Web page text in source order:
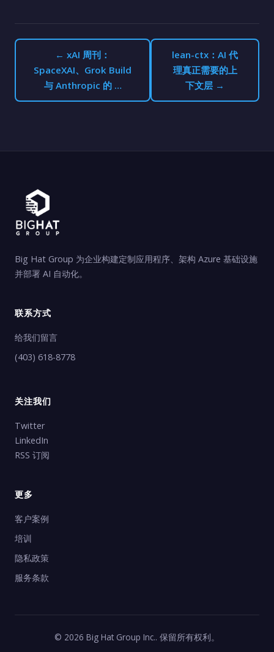
← xAI 周刊：
SpaceXAI、Grok Build
与 Anthropic 的 …
lean-ctx：AI 代
理真正需要的上
下文层 →
Big Hat Group 为企业构建定制应用程序、架构 Azure 基础设施
并部署 AI 自动化。
联系方式
给我们留言
(403) 618-8778
关注我们
Twitter
LinkedIn
RSS 订阅
更多
客户案例
培训
隐私政策
服务条款
© 2026 Big Hat Group Inc.. 保留所有权利。